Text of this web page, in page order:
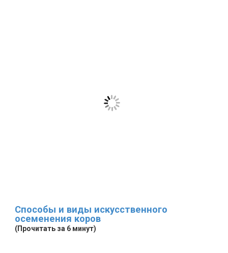
Способы и виды искусственного
осеменения коров
(Прочитать за 6 минут)